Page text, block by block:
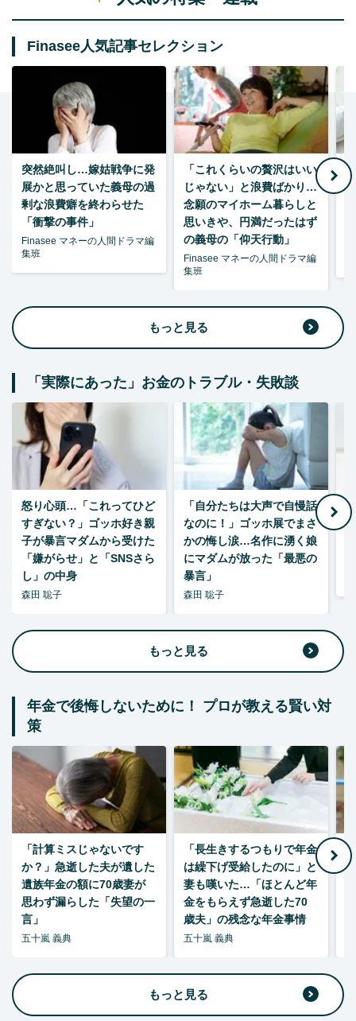
Finasee人気記事セレクション
突然絶叫し…嫁姑戦争に発
展かと思っていた義母の過
剰な浪費癖を終わらせた
「衝撃の事件」
Finasee マネーの人間ドラマ編
集班
「これくらいの贅沢はいい
じゃない」と浪費ばかり…
念願のマイホーム暮らしと
思いきや、円満だったはず
の義母の「仰天行動」
Finasee マネーの人間ドラマ編
集班
もっと見る
「実際にあった」お金のトラブル・失敗談
怒り心頭…「これってひど
すぎない？」ゴッホ好き親
子が暴言マダムから受けた
「嫌がらせ」と「SNSさら
し」の中身
森田 聡子
「自分たちは大声で自慢話
なのに！」ゴッホ展でまさ
かの悔し涙…名作に湧く娘
にマダムが放った「最悪の
暴言」
森田 聡子
もっと見る
年金で後悔しないために！ プロが教える賢い対
策
「計算ミスじゃないです
か？」急逝した夫が遺した
遺族年金の額に70歳妻が
思わず漏らした「失望の一
言」
五十嵐 義典
「長生きするつもりで年金
は繰下げ受給したのに」と
妻も嘆いた…「ほとんど年
金をもらえず急逝した70
歳夫」の残念な年金事情
五十嵐 義典
もっと見る